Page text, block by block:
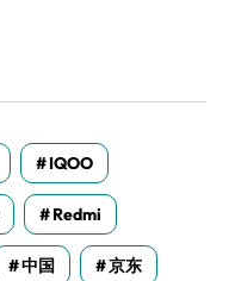
IQOO
Redmi
中国 京东